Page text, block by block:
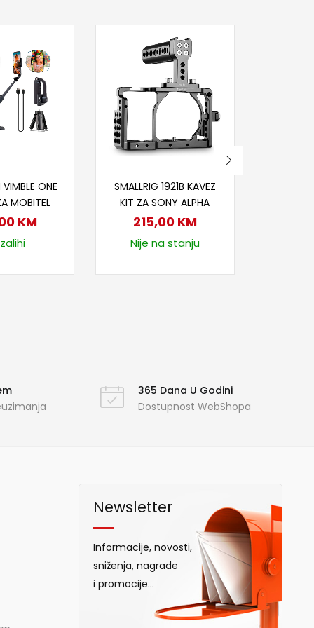
ONE
MOBITEL
KM
SMALLRIG 1921B KAVEZ
KIT ZA SONY ALPHA
215,00 KM
Nije na stanju
365 Dana U Godini
Dostupnost WebShopa
Newsletter
Informacije, novosti,
sniženja, nagrade
i promocije...